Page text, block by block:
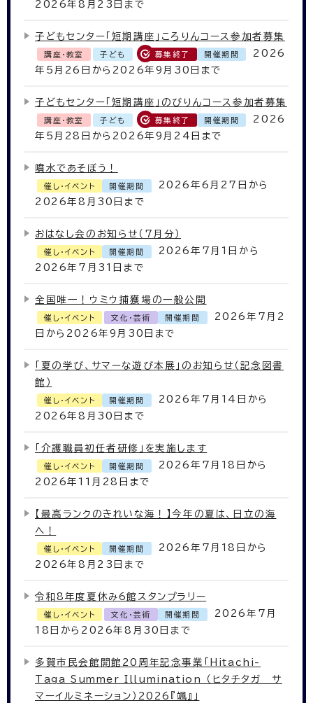
2026年8月23日まで
子どもセンター「短期講座」ころりんコース参加者募集
講座・教室 子ども 募集終了 開催期間
2026
年5月26日から2026年9月30日まで
子どもセンター「短期講座」のびりんコース参加者募集
講座・教室 子ども 募集終了 開催期間
2026
年5月28日から2026年9月24日まで
噴水であそぼう！
催し・イベント 開催期間
2026年6月27日から
2026年8月30日まで
おはなし会のお知らせ（7月分）
催し・イベント 開催期間
2026年7月1日から
2026年7月31日まで
全国唯一！ウミウ捕獲場の一般公開
催し・イベント 文化・芸術 開催期間
2026年7月2
日から2026年9月30日まで
「夏の学び、サマーな遊び本展」のお知らせ（記念図書
館）
催し・イベント 開催期間
2026年7月14日から
2026年8月30日まで
「介護職員初任者研修」を実施します
催し・イベント 開催期間
2026年7月18日から
2026年11月28日まで
【最高ランクのきれいな海！】今年の夏は、日立の海
へ！
催し・イベント 開催期間
2026年7月18日から
2026年8月23日まで
令和8年度夏休み6館スタンプラリー
催し・イベント 文化・芸術 開催期間
2026年7月
18日から2026年8月30日まで
多賀市民会館開館20周年記念事業「Hitachi-
Taga Summer Illumination （ヒタチタガ サ
マーイルミネーション）2026『颯』」